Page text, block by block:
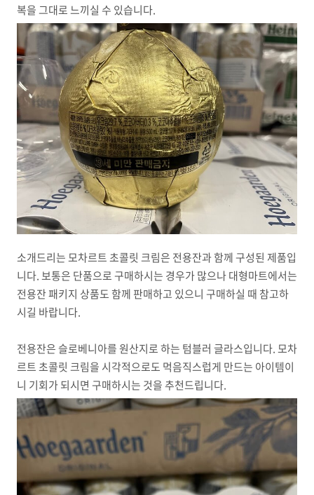
복을 그대로 느끼실 수 있습니다.
소개드리는 모차르트 초콜릿 크림은 전용잔과 함께 구성된 제품입
니다. 보통은 단품으로 구매하시는 경우가 많으나 대형마트에서는
전용잔 패키지 상품도 함께 판매하고 있으니 구매하실 때 참고하
시길 바랍니다.
전용잔은 슬로베니아를 원산지로 하는 텀블러 글라스입니다. 모차
르트 초콜릿 크림을 시각적으로도 먹음직스럽게 만드는 아이템이
니 기회가 되시면 구매하시는 것을 추천드립니다.